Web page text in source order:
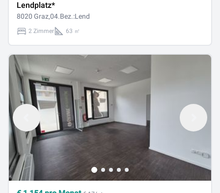
Lendplatz*
8020 Graz,04.Bez.:Lend
2 Zimmer 63 ㎡